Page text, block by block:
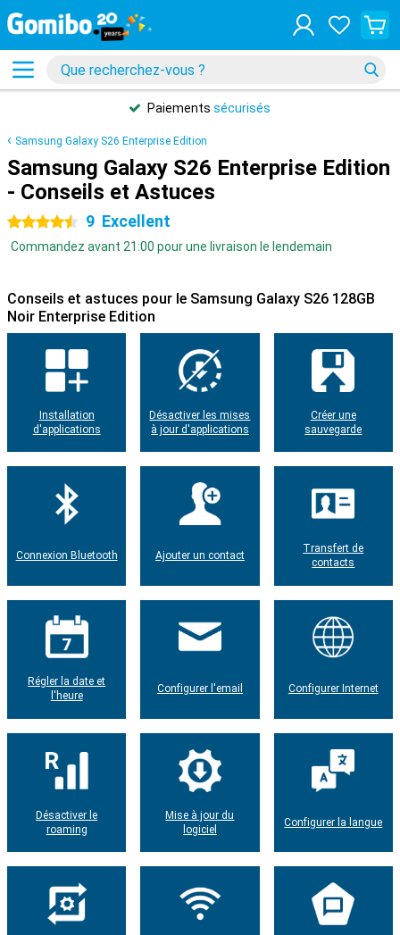
Paiements sécurisés
Samsung Galaxy S26 Enterprise Edition
Samsung Galaxy S26 Enterprise Edition
- Conseils et Astuces
4.5 étoiles 9 Excellent
Commandez avant 21:00 pour une livraison le lendemain
Conseils et astuces pour le Samsung Galaxy S26 128GB
Noir Enterprise Edition
Installation
d'applications
Désactiver les mises
à jour d'applications
Créer une
sauvegarde
Connexion Bluetooth Ajouter un contact
Transfert de
contacts
Régler la date et
l'heure
Configurer l'email Configurer Internet
Désactiver le
roaming
Mise à jour du
logiciel
Configurer la langue